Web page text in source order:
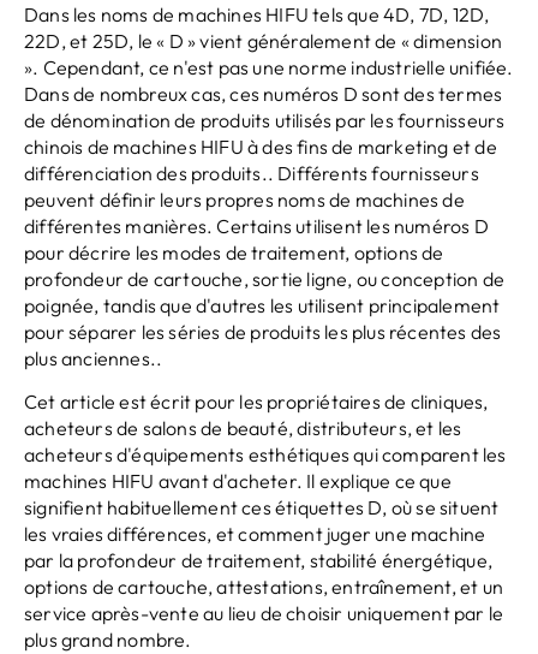
Dans les noms de machines HIFU tels que 4D, 7D, 12D,
22D, et 25D, le « D » vient généralement de « dimension
». Cependant, ce n'est pas une norme industrielle unifiée.
Dans de nombreux cas, ces numéros D sont des termes
de dénomination de produits utilisés par les fournisseurs
chinois de machines HIFU à des fins de marketing et de
différenciation des produits.. Différents fournisseurs
peuvent définir leurs propres noms de machines de
différentes manières. Certains utilisent les numéros D
pour décrire les modes de traitement, options de
profondeur de cartouche, sortie ligne, ou conception de
poignée, tandis que d'autres les utilisent principalement
pour séparer les séries de produits les plus récentes des
plus anciennes..
Cet article est écrit pour les propriétaires de cliniques,
acheteurs de salons de beauté, distributeurs, et les
acheteurs d'équipements esthétiques qui comparent les
machines HIFU avant d'acheter. Il explique ce que
signifient habituellement ces étiquettes D, où se situent
les vraies différences, et comment juger une machine
par la profondeur de traitement, stabilité énergétique,
options de cartouche, attestations, entraînement, et un
service après-vente au lieu de choisir uniquement par le
plus grand nombre.